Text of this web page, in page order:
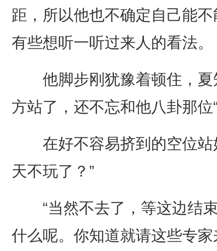
距，所以他也不确定自己能
有些想听一听过来人的看法。
他脚步刚犹豫着顿住，夏
方站了，还不忘和他八卦那位
在好不容易挤到的空位站
天不玩了？”
“当然不去了，等这边结束
什么呢。你知道就请这些专